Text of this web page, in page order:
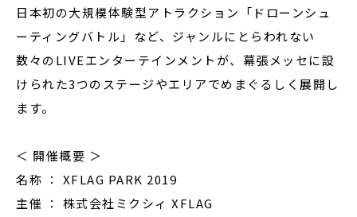
日本初の大規模体験型アトラクション「ドローンシュ
ーティングバトル」など、ジャンルにとらわれない
数々のLIVEエンターテインメントが、幕張メッセに設
けられた3つのステージやエリアでめまぐるしく展開し
ます。
＜ 開催概要 ＞
名称 ： XFLAG PARK 2019
主催 ： 株式会社ミクシィ XFLAG